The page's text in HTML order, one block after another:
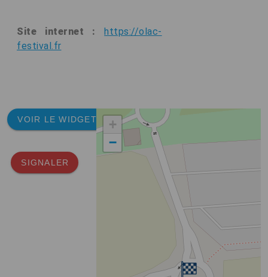
Site internet :https://olac-
festival.fr
VOIR LE WIDGET
SIGNALER
+
−